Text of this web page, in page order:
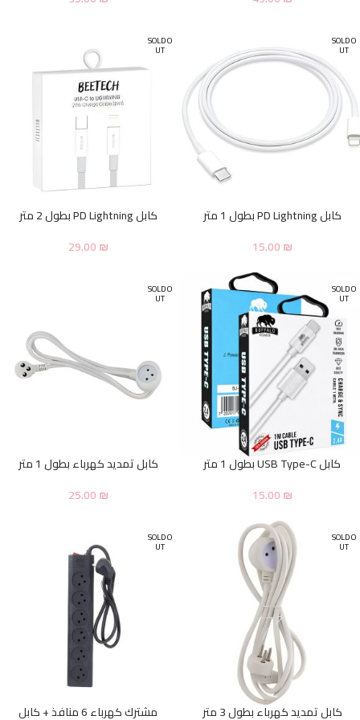
SOLD O
UT
كابل PD Lightning بطول 1 متر
15.00₪
SOLD O
UT
كابل PD Lightning بطول 2 متر
29.00₪
SOLD O
UT
كابل USB Type-C بطول 1 متر
15.00₪
SOLD O
UT
كابل تمديد كهرباء بطول 1 متر
25.00₪
SOLD O
UT
كابل تمديد كهرباء بطول 3 متر
SOLD O
UT
مشترك كهرباء 6 منافذ + كابل